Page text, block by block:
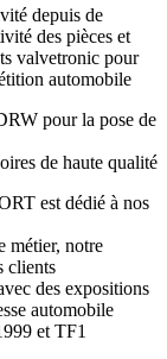
depuis de
des pièces et
valvetronic pour
automobile
pour la pose de
de haute qualité
est dédié à nos
métier, notre
clients
des expositions
automobile
et TF1